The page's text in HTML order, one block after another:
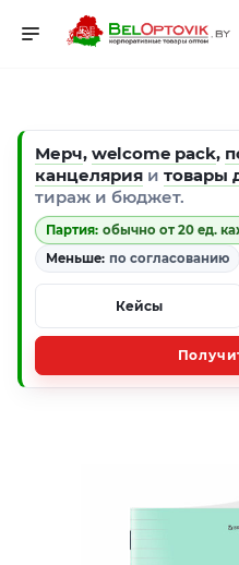
Мерч, welcome pack,
канцелярия и товары
тираж и бюджет.
Партия: обычно от 20 ед.
Меньше: по согласованию
Кейсы